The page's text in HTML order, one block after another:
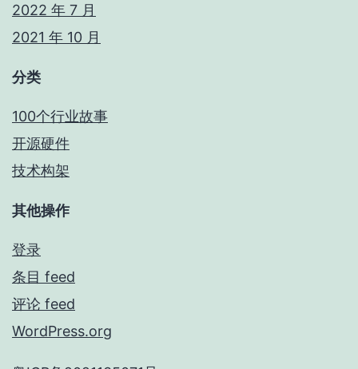
2022 年 7 月
2021 年 10 月
分类
100个行业故事
开源硬件
技术构架
其他操作
登录
条目 feed
评论 feed
WordPress.org